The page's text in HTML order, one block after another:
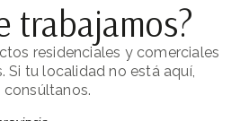
trabajamos?
residenciales y comerciales
Si tu localidad no está aquí,
consúltanos.